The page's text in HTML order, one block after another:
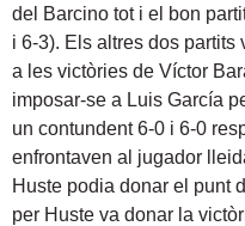
del Barcino tot i el bon
i 6-3). Els altres dos
a les victòries de Víctor
imposar-se a Luis García
un contundent 6-0 i 6-0
enfrontaven al jugador
Huste podia donar el punt
per Huste va donar la